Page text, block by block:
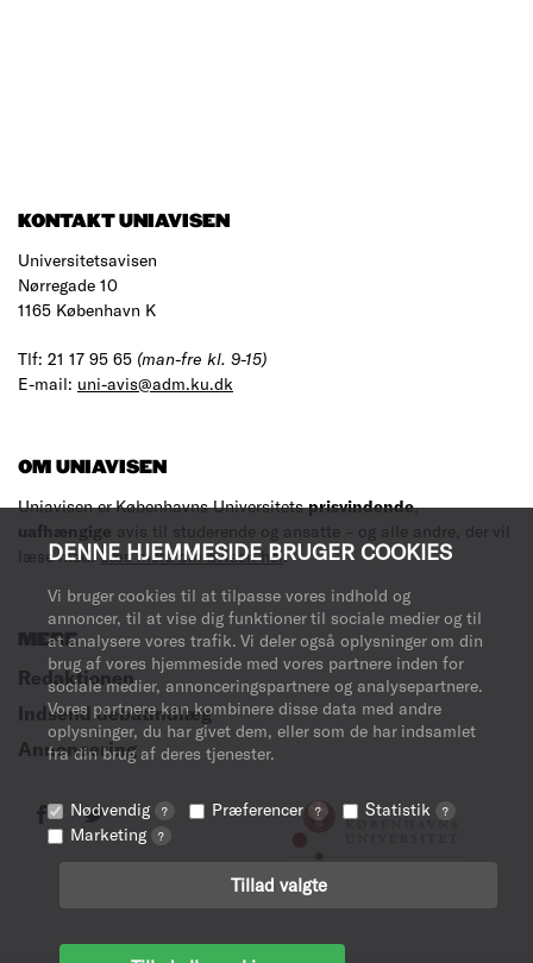
DENNE HJEMMESIDE BRUGER COOKIES
Vi bruger cookies til at tilpasse vores indhold og
annoncer, til at vise dig funktioner til sociale medier og til
at analysere vores trafik. Vi deler også oplysninger om din
brug af vores hjemmeside med vores partnere inden for
sociale medier, annonceringspartnere og analysepartnere.
Vores partnere kan kombinere disse data med andre
oplysninger, du har givet dem, eller som de har indsamlet
fra din brug af deres tjenester.
Nødvendig ? Præferencer ? Statistik ?
Marketing ?
Tillad valgte
KONTAKT UNIAVISEN
Universitetsavisen
Nørregade 10
1165 København K
Tlf: 21 17 95 65 (man-fre kl. 9-15)
E-mail: uni-avis@adm.ku.dk
OM UNIAVISEN
Uniavisen er Københavns Universitetsprisvindende,
uafhængige avis til studerende og ansatte – og alle andre, der vil
læse med.Læs mere om avisen her.
MERE
Redaktionen
Indsend debatindlæg
Annoncering